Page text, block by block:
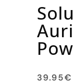
39.95€